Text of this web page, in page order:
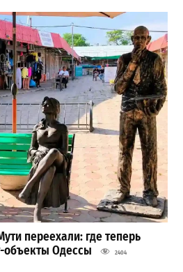
переехали: где теперь
объекты Одессы
2404